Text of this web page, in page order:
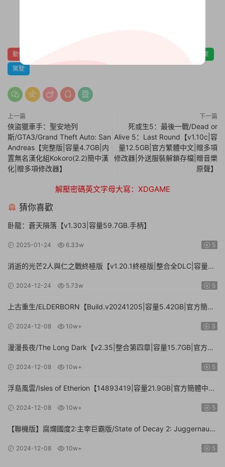
動作
警匪
駕駛
上一篇
俠盜獵車手：聖安地列
斯/GTA3/Grand Theft Auto: San
Andreas【完整版|容量4.7GB|内
置無名漢化組Kokoro(2.2)簡中漢
化|贈多項修改器】
下一篇
死或生5：最後一戰/Dead or
Alive 5：Last Round【v1.10c|容
量12.5GB|官方繁體中文|贈多項
修改器|外送服裝解鎖存檔|贈音樂
原聲】
解壓密碼英文字母大寫：XDGAME
猜你喜歡
卧龍：蒼天隕落【v1.303|容量59.7GB.手柄】
2025-01-24 6.33w 5
消逝的光芒2人與仁之戰終極版【v1.20.1終極版|整合全DLC|容量
2024-12-24 5.73w 5
上古重生/ELDERBORN【Build.v20241205|容量5.42GB|官方簡體
2024-12-08 10w+ 3
漫漫長夜/The Long Dark【v2.35|整合第四章|容量15.7GB|官方簡
2024-12-08 10w+ 5
浮島風雲/Isles of Etherion【14893419|容量21.9GB|官方簡體中
2024-12-08 10w+ 5
【聯機版】腐爛國度2:主宰巨霸版/State of Decay 2: Juggernaut
2024-12-08 10w+ 5